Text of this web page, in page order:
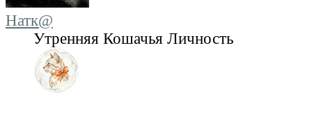
Натк@
Утренняя Кошачья Личность